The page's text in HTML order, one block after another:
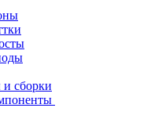
сборки